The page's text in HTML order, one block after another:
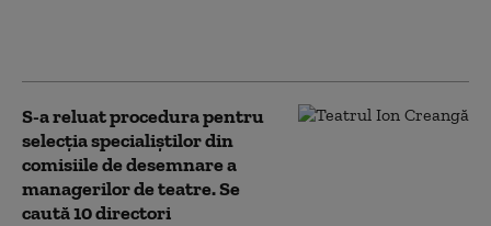
S-a reluat procedura pentru
selecţia specialiştilor din
comisiile de desemnare a
managerilor de teatre. Se
caută 10 directori